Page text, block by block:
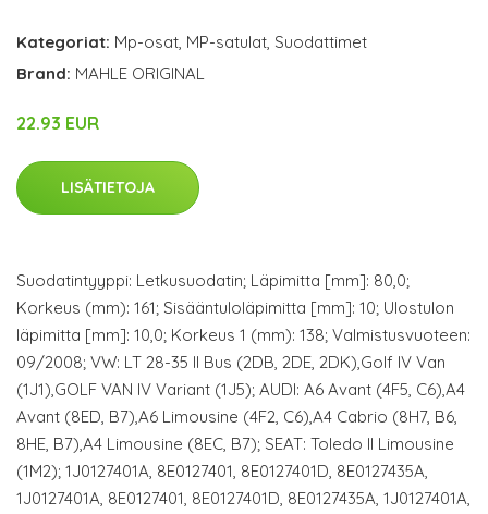
Kategoriat: Mp-osat, MP-satulat, Suodattimet
Brand: MAHLE ORIGINAL
22.93 EUR
LISÄTIETOJA
Suodatintyyppi: Letkusuodatin; Läpimitta [mm]: 80,0;
Korkeus (mm): 161; Sisääntuloläpimitta [mm]: 10; Ulostulon
läpimitta [mm]: 10,0; Korkeus 1 (mm): 138; Valmistusvuoteen:
09/2008; VW: LT 28-35 II Bus (2DB, 2DE, 2DK),Golf IV Van
(1J1),GOLF VAN IV Variant (1J5); AUDI: A6 Avant (4F5, C6),A4
Avant (8ED, B7),A6 Limousine (4F2, C6),A4 Cabrio (8H7, B6,
8HE, B7),A4 Limousine (8EC, B7); SEAT: Toledo II Limousine
(1M2); 1J0127401A, 8E0127401, 8E0127401D, 8E0127435A,
1J0127401A, 8E0127401, 8E0127401D, 8E0127435A, 1J0127401A,